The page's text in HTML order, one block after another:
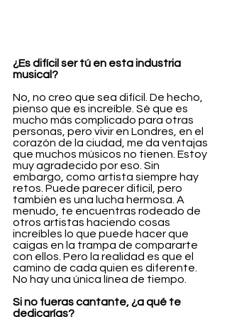
¿Es difícil ser tú en esta industria
musical?
No, no creo que sea difícil. De hecho,
pienso que es increíble. Sé que es
mucho más complicado para otras
personas, pero vivir en Londres, en el
corazón de la ciudad, me da ventajas
que muchos músicos no tienen. Estoy
muy agradecido por eso. Sin
embargo, como artista siempre hay
retos. Puede parecer difícil, pero
también es una lucha hermosa. A
menudo, te encuentras rodeado de
otros artistas haciendo cosas
increíbles lo que puede hacer que
caigas en la trampa de compararte
con ellos. Pero la realidad es que el
camino de cada quien es diferente.
No hay una única línea de tiempo.
Si no fueras cantante, ¿a qué te
dedicarías?